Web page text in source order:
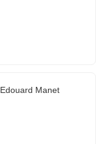
Edouard Manet